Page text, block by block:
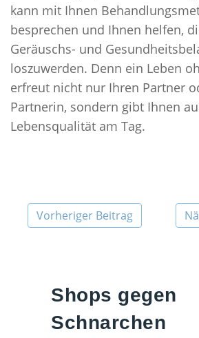
kann mit Ihnen
besprechen und Ihnen helfen,
Geräuschs- und
loszuwerden. Denn ein Leben
erfreut nicht nur Ihren Partner
Partnerin, sondern gibt Ihnen
Lebensqualität am Tag.
Vorheriger Beitrag
Shops gegen
Schnarchen